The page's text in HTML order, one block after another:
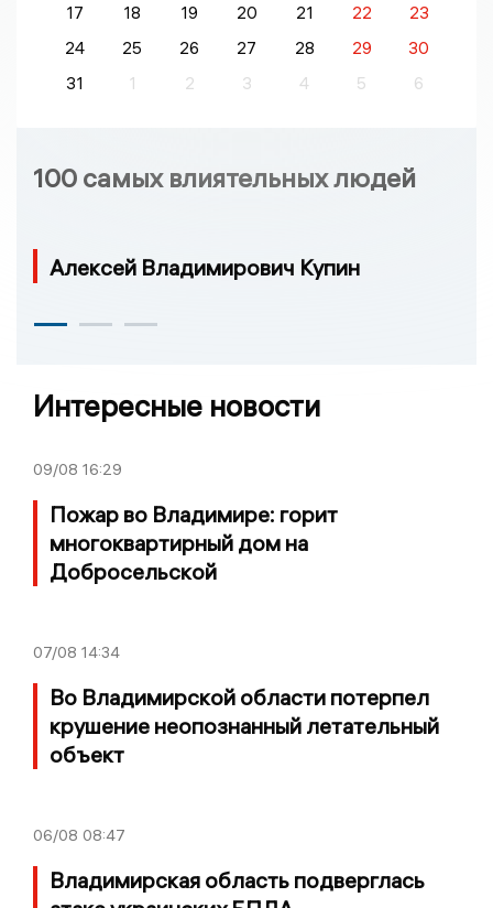
17
18 19 20 21 22
23
24
25 26 27 28 29
30
31
1 2 3 4 5 6
100 самых влиятельных людей
Алексей Владимирович Купин
Интересные новости
09/08 16:29
Пожар во Владимире: горит
многоквартирный дом на
Добросельской
07/08 14:34
Во Владимирской области потерпел
крушение неопознанный летательный
объект
06/08 08:47
Владимирская область подверглась